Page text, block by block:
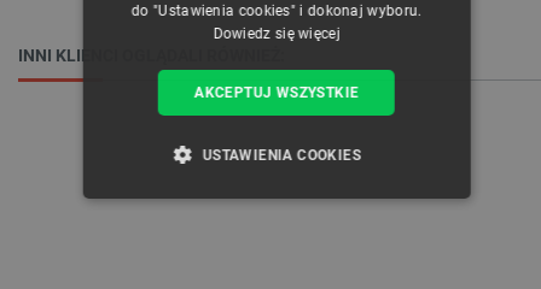
INNI KLIENCI OGLĄDALI RÓWNIEŻ:
do "Ustawienia cookies" i dokonaj wyboru.
Dowiedz się więcej
AKCEPTUJ WSZYSTKIE
USTAWIENIA COOKIES